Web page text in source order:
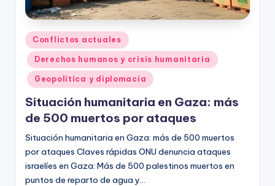
Publicado
en
Conflictos actuales
Derechos humanos y crisis humanitaria
Geopolítica y diplomacia
Situación humanitaria en Gaza: más
de 500 muertos por ataques
Situación humanitaria en Gaza: más de 500 muertos
por ataques Claves rápidas ONU denuncia ataques
israelíes en Gaza: Más de 500 palestinos muertos en
puntos de reparto de agua y…